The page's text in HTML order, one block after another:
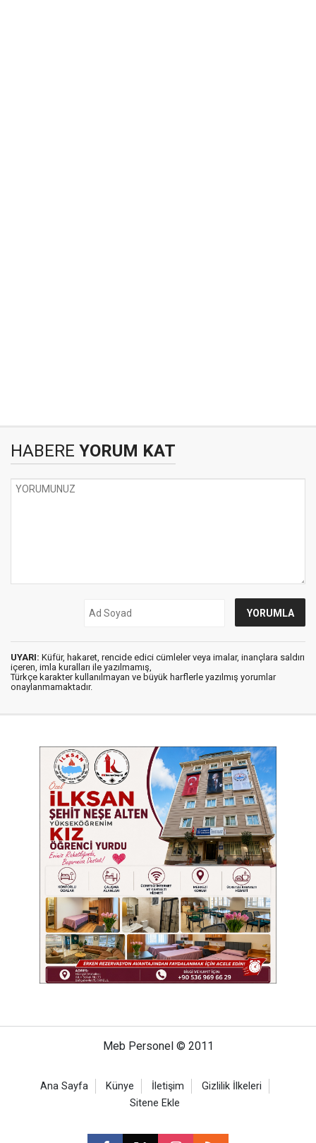
HABERE YORUM KAT
UYARI: Küfür, hakaret, rencide edici cümleler veya imalar, inançlara saldırı
içeren, imla kuralları ile yazılmamış,
Türkçe karakter kullanılmayan ve büyük harflerle yazılmış yorumlar
onaylanmamaktadır.
Meb Personel © 2011
Ana Sayfa Künye İletişim
Gizlilik İlkeleri
Sitene Ekle